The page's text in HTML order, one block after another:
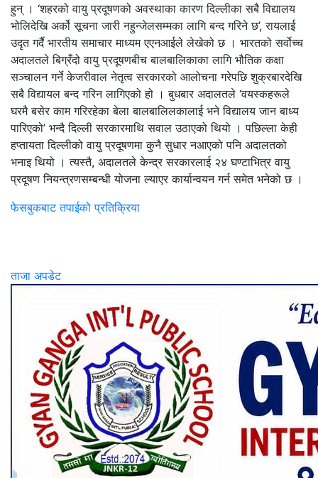
हुन् । ‘शहरको वायु प्रदूषणको अवस्थाका कारण दिल्लीका सबै विद्यालय
भोलिदेखि अर्को सूचना जारी नहुन्जेलसम्मका लागि बन्द गरिने छ’, रायलाई
उदृत गर्दै भारतीय समाचार माध्यम एएनआईले लेखेको छ । भारतको सर्वोच्च
अदालतले बिग्रँदो वायु प्रदूषणबीच बालबालिकाका लागि भौतिक कक्षा
सञ्चालन गर्ने केजरीवाल नेतृत्व सरकारको आलोचना गरेपछि शुक्रबारदेखि
सबै विद्यायल बन्द गरिन लागिएको हो । बुधबार अदालतले ‘वयस्कहरूले
घरमै बसेर काम गरिरहेका बेला बालबालिलकालाई भने विद्यालय जान बाध्य
पारिएको’ भन्दै दिल्ली सरकारमाथि सवाल उठाएको थियो । पछिल्ला केही
हप्तायता दिल्लीको वायु प्रदूषणमा कुनै सुधार नआएको पनि अदालतको
भनाइ थियो । त्यस्तै, अदालतले केन्द्र सरकारलाई २४ घण्टाभित्र वायु
प्रदूषण नियन्त्रणसम्बन्धी योजना ल्याएर कार्यान्वयन गर्न समेत भनेको छ ।
फेसबुकबाट तपाईको प्रतिक्रिया
ताजा अपडेट